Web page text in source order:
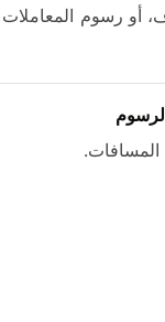
رسوم المعاملات